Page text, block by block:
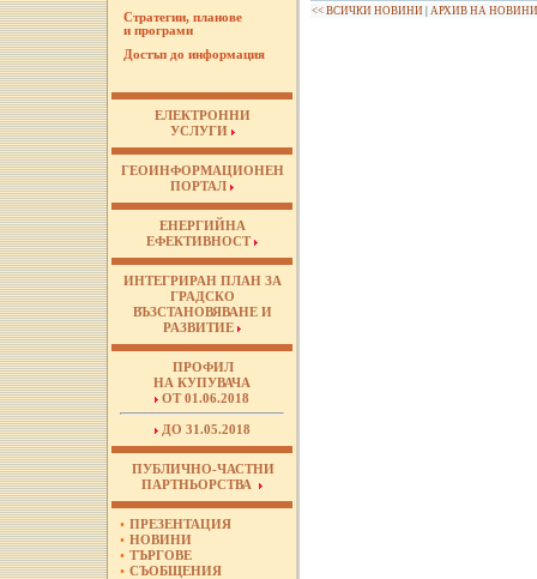
ЕЛЕКТРОННИ
УСЛУГИ
ГЕОИНФОРМАЦИОНЕН
ПОРТАЛ
ЕНЕРГИЙНА
ЕФЕКТИВНОСТ
ИНТЕГРИРАН ПЛАН ЗА
ГРАДСКО
ВЪЗСТАНОВЯВАНЕ И
РАЗВИТИЕ
ПРОФИЛ
НА КУПУВАЧА
ОТ 01.06.2018
ДО 31.05.2018
ПУБЛИЧНО-ЧАСТНИ
ПАРТНЬОРСТВА
• ПРЕЗЕНТАЦИЯ
• НОВИНИ
• ТЪРГОВЕ
• СЪОБЩЕНИЯ
<< ВСИЧКИ НОВИНИ АРХИВ НА
Стратегии, планове
и програми
Достъп до информация